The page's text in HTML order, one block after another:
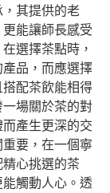
其提供的老
能讓師長感受
選擇茶點時，
品，而應選擇
配茶飲能相得
場關於茶的對
產生更深的交
要，在一個寧
心挑選的茶
觸動人心。透